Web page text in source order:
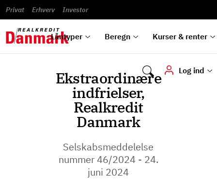
Privat Erhverv Investor
Låntyper Beregn Kurser & renter
Log ind
til bolig
Alle
låntyper
omlægning
Se alle
beregnere
Renteprognose
Bestil
kursovervågning
rentetilpasning
vilkår
Blanketter
Samarbejdspartnere
guides
hvad
vi kan
tilbyde
Ekstraordinære
indfrielser,
Realkredit
Danmark
Selskabsmeddelelse
nummer 46/2024 - 24.
juni 2024